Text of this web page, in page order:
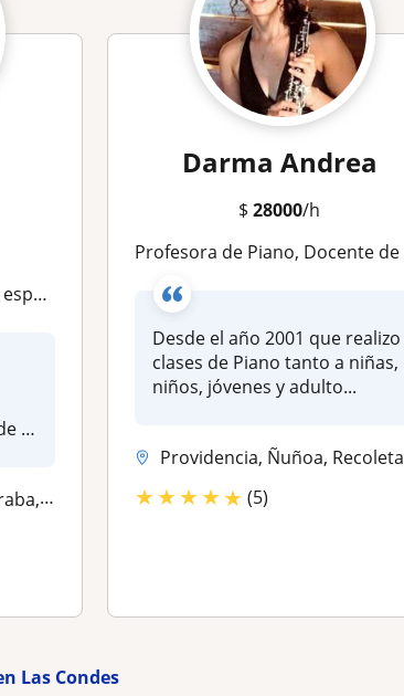
a domicilio
la
Darma Andrea
$28000/h
Profesora de Piano, Docente de Música, Musicoterapeuta. Providencia, Ñuñoa, Las Condes
Desde el año 2001 que realizo
clases de Piano tanto a niñas,
niños, jóvenes y adulto...
Providencia, Ñuñoa, Recoleta
★★★★★ (5)
Las Condes